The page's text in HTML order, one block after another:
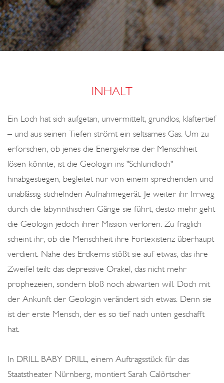
n
R
F
Ä
H
U
E
N
*
T
E
R
INHALT
Ein Loch hat sich aufgetan, unvermittelt, grundlos, klaftertief
– und aus seinen Tiefen strömt ein seltsames Gas. Um zu
erforschen, ob jenes die Energiekrise der Menschheit
lösen könnte, ist die Geologin ins "Schlundloch"
hinabgestiegen, begleitet nur von einem sprechenden und
unablässig stichelnden Aufnahmegerät. Je weiter ihr Irrweg
durch die labyrinthischen Gänge sie führt, desto mehr geht
die Geologin jedoch ihrer Mission verloren. Zu fraglich
scheint ihr, ob die Menschheit ihre Fortexistenz überhaupt
verdient. Nahe des Erdkerns stößt sie auf etwas, das ihre
Zweifel teilt: das depressive Orakel, das nicht mehr
prophezeien, sondern bloß noch abwarten will. Doch mit
der Ankunft der Geologin verändert sich etwas. Denn sie
ist der erste Mensch, der es so tief nach unten geschafft
hat.
In DRILL BABY DRILL, einem Auftragsstück für das
Staatstheater Nürnberg, montiert Sarah Calörtscher